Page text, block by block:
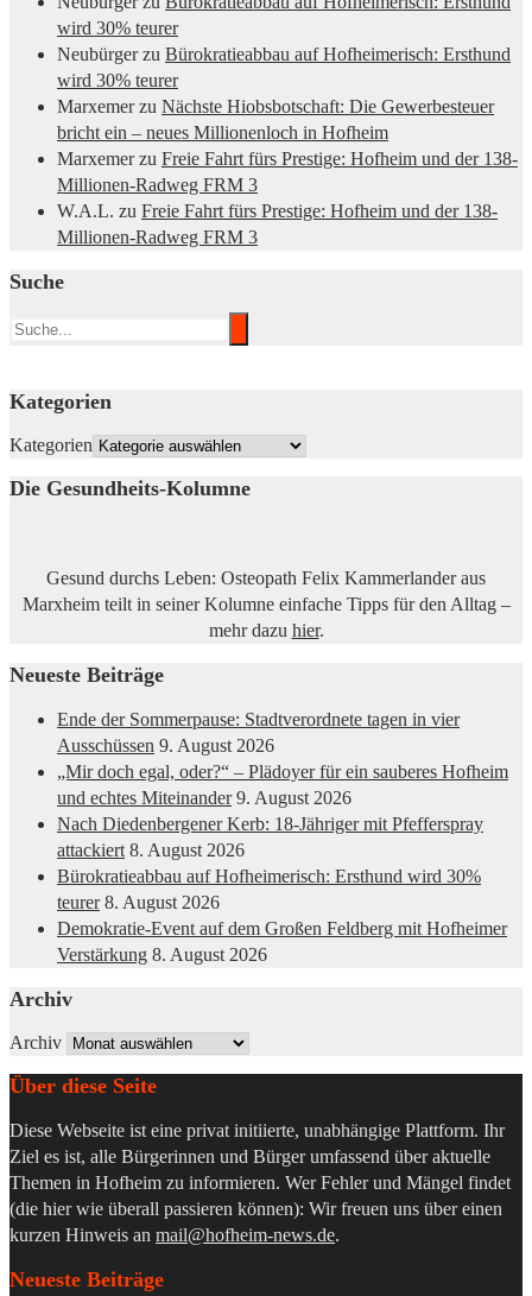
wird 30% teurer
Neubürgerzu Bürokratieabbau auf Hofheimerisch: Ersthund
wird 30% teurer
Marxemerzu Nächste Hiobsbotschaft: Die Gewerbesteuer
bricht ein – neues Millionenloch in Hofheim
Marxemerzu Freie Fahrt fürs Prestige: Hofheim und der 138-
Millionen-Radweg FRM 3
W.A.L. zu Freie Fahrt fürs Prestige: Hofheim und der 138-
Millionen-Radweg FRM 3
Suche
Kategorien
Kategorien
Die Gesundheits-Kolumne
Gesund durchs Leben: Osteopath Felix Kammerlander aus
Marxheim teilt in seiner Kolumne einfache Tipps für den Alltag –
mehr dazu hier.
Neueste Beiträge
Ende der Sommerpause: Stadtverordnete tagen in vier
Ausschüssen 9. August 2026
„Mir doch egal, oder?“ – Plädoyer für ein sauberes Hofheim
und echtes Miteinander 9. August 2026
Nach Diedenbergener Kerb: 18-Jähriger mit Pfefferspray
attackiert 8. August 2026
Bürokratieabbau auf Hofheimerisch: Ersthund wird 30%
teurer 8. August 2026
Demokratie-Event auf dem Großen Feldberg mit Hofheimer
Verstärkung 8. August 2026
Archiv
Archiv
Über diese Seite
Diese Webseite ist eine privat initiierte, unabhängige Plattform. Ihr
Ziel es ist, alle Bürgerinnen und Bürger umfassend über aktuelle
Themen in Hofheim zu informieren. Wer Fehler und Mängel findet
(die hier wie überall passieren können): Wir freuen uns über einen
kurzen Hinweis an mail@hofheim-news.de.
Neueste Beiträge